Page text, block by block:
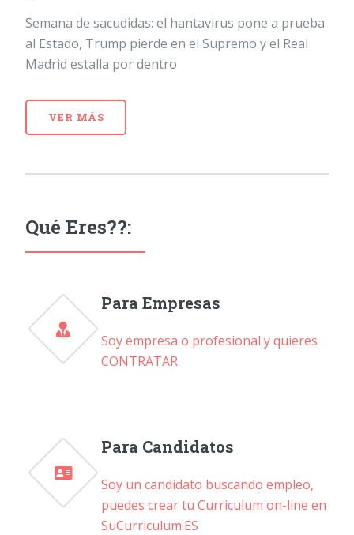
Semana de sacudidas: el hantavirus pone a prueba
al Estado, Trump pierde en el Supremo y el Real
Madrid estalla por dentro
VER MÁS
Qué Eres??:
Para Empresas
Soy empresa o profesional y quieres
CONTRATAR
Para Candidatos
Soy un candidato buscando empleo,
puedes crear tu Curriculum on-line en
SuCurriculum.ES